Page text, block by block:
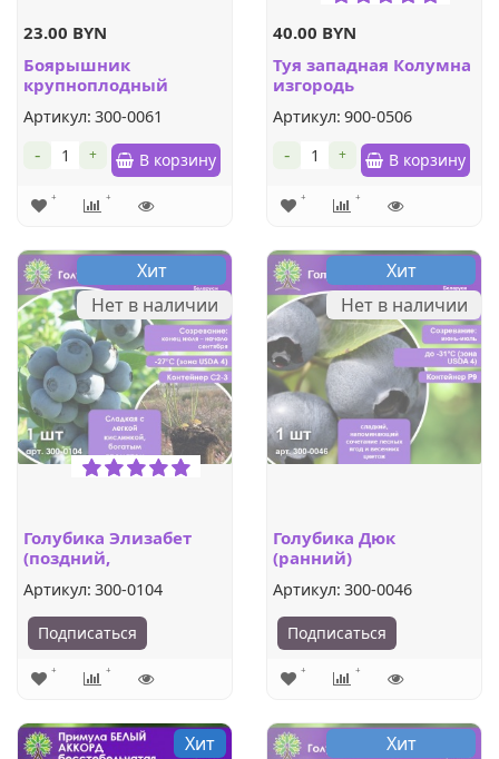
23.00 BYN
Боярышник
крупноплодный
Артикул: 300-0061
+
- В корзину
40.00 BYN
Туя западная Колумна
изгородь
Артикул: 900-0506
+
- В корзину
Хит
Нет в наличии
Голубика Элизабет
(поздний,
Артикул: 300-0104
Подписаться
Хит
Нет в наличии
Голубика Дюк
(ранний)
Артикул: 300-0046
Подписаться
Хит
Хит